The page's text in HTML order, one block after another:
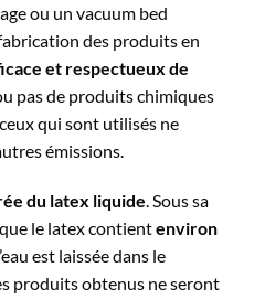
ou un vacuum bed
des produits en
et respectueux de
pas de produits chimiques
qui sont utilisés ne
émissions.
du latex liquide. Sous sa
le latex contientenviron
est laissée dans le
produits obtenus ne seront